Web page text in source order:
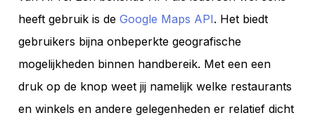
heeft gebruik is de Google Maps API. Het biedt
gebruikers bijna onbeperkte geografische
mogelijkheden binnen handbereik. Met een een
druk op de knop weet jij namelijk welke restaurants
en winkels en andere gelegenheden er relatief dicht